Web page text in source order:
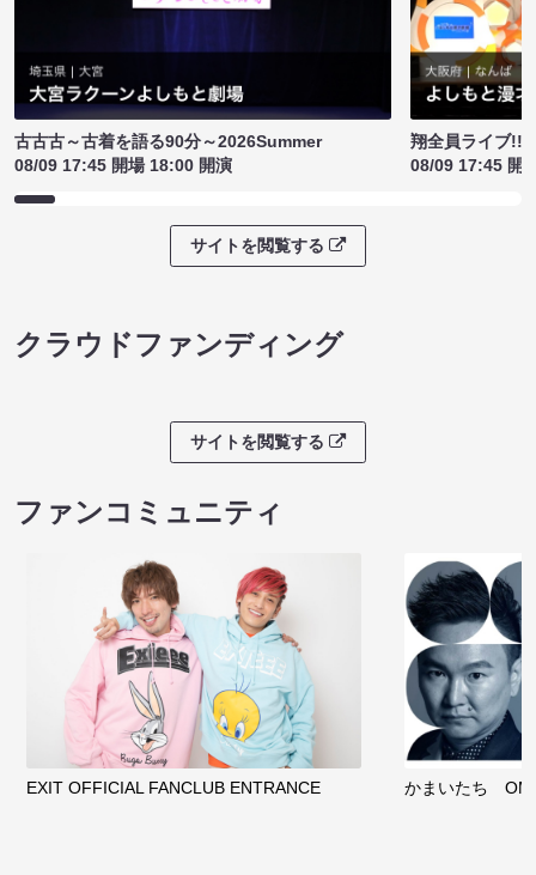
古古古～古着を語る90分～2026Summer
08/09 17:45 開場 18:00 開演
翔全員ライブ!!!
08/09 17:45 開
サイトを閲覧する
クラウドファンディング
サイトを閲覧する
ファンコミュニティ
EXIT OFFICIAL FANCLUB ENTRANCE かまいたち